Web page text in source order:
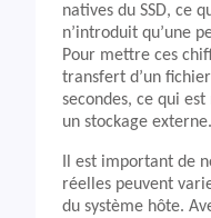
natives du SSD, ce
n’introduit qu’une
Pour mettre ces
transfert d’un
secondes, ce qui
un stockage externe.
Il est important de
réelles peuvent
du système hôte.